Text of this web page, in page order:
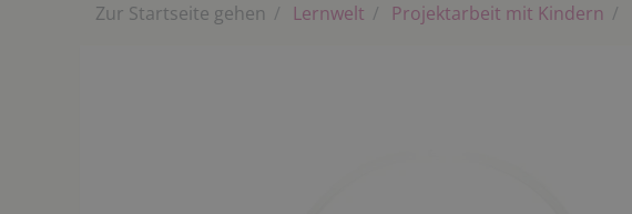
Zur Startseite gehen
Lernwelt Projektarbeit mit Kindern